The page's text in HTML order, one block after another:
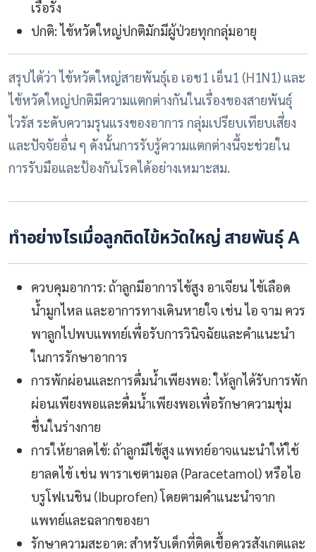
เรื้อรัง
ปกติ: ไข้หวัดใหญ่ปกติมักมีผู้ป่วยทุกกลุ่มอายุ
สรุปได้ว่า ไข้หวัดใหญ่สายพันธุ์เอ เอช1 เอ็น1 (H1N1) และ
ไข้หวัดใหญ่ปกติมีความแตกต่างกันในเรื่องของสายพันธุ์
ไวรัส ระดับความรุนแรงของอาการ กลุ่มเปรียบเทียบเสี่ยง
และปัจจัยอื่น ๆ ดังนั้นการรับรู้ความแตกต่างนี้จะช่วยใน
การรับมือและป้องกันโรคได้อย่างเหมาะสม.
ทำอย่างไรเมื่อลูกติดไข้หวัดใหญ่ สายพันธุ์ A
ควบคุมอาการ: ถ้าลูกมีอาการไข้สูง อาเจียน ไข้เลือด
น้ำมูกไหล และอาการทางเดินหายใจ เช่น ไอ จาม ควร
พาลูกไปพบแพทย์เพื่อรับการวินิจฉัยและคำแนะนำ
ในการรักษาอาการ
การพักผ่อนและการดื่มน้ำเพียงพอ: ให้ลูกได้รับการพัก
ผ่อนเพียงพอและดื่มน้ำเพียงพอเพื่อรักษาความชุ่ม
ชื่นในร่างกาย
การให้ยาลดไข้: ถ้าลูกมีไข้สูง แพทย์อาจแนะนำให้ใช้
ยาลดไข้ เช่น พาราเซตามอล (Paracetamol) หรือไอ
บรูโฟเนชิน (Ibuprofen) โดยตามคำแนะนำจาก
แพทย์และฉลากของยา
รักษาความสะอาด: สำหรับเด็กที่ติดเชื้อควรสังเกตและ